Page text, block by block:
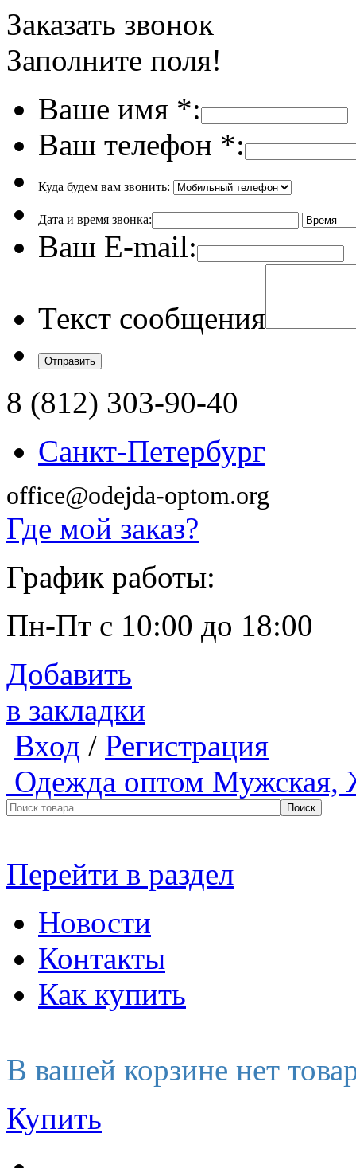
Заказать звонок
Заполните поля!
Ваше имя *:
Ваш телефон *:
Куда будем вам звонить:
Дата и время звонка:
Ваш E-mail:
Текст сообщения
8 (812) 303-90-40
Санкт-Петербург
office@odejda-optom.org
Где мой заказ?
График работы:
Пн-Пт с 10:00 до 18:00
Добавить
в закладки
Вход / Регистрация
Одежда оптом Мужская,
Перейти в раздел
Новости
Контакты
Как купить
В вашей корзине нет
Купить